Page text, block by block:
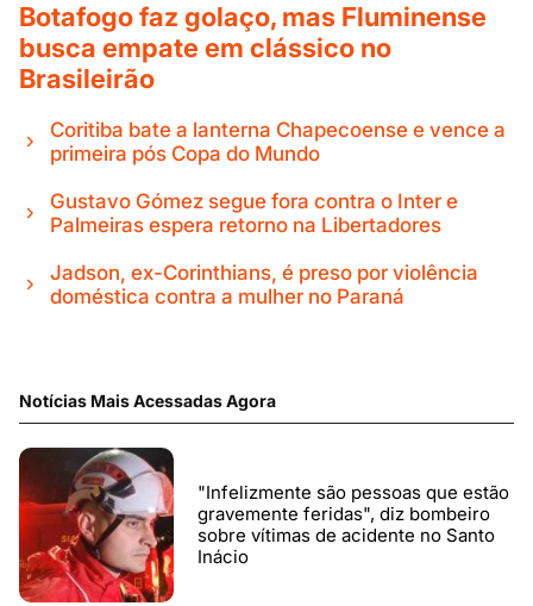
Botafogo faz golaço, mas Fluminense
busca empate em clássico no
Brasileirão
Coritiba bate a lanterna Chapecoense e vence a
primeira pós Copa do Mundo
Gustavo Gómez segue fora contra o Inter e
Palmeiras espera retorno na Libertadores
Jadson, ex-Corinthians, é preso por violência
doméstica contra a mulher no Paraná
Notícias Mais Acessadas Agora
"Infelizmente são pessoas que estão
gravemente feridas", diz bombeiro
sobre vítimas de acidente no Santo
Inácio